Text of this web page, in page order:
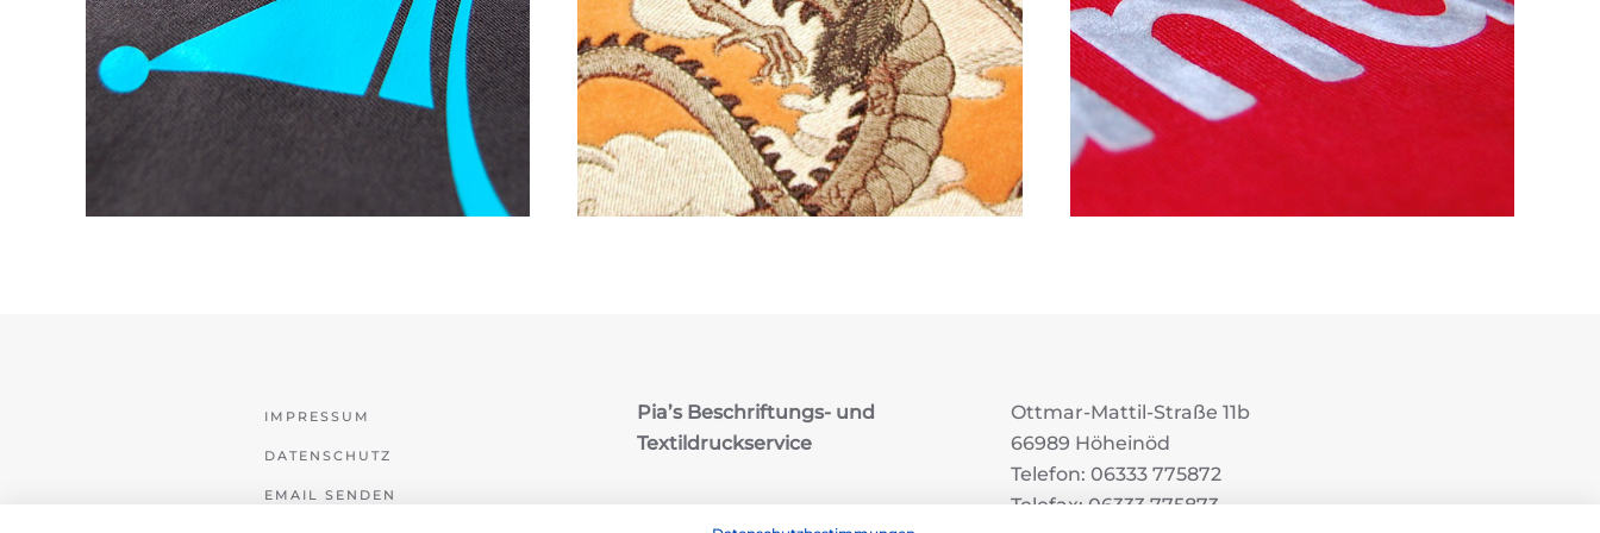
IMPRESSUM
DATENSCHUTZ
EMAIL SENDEN
Pia’s Beschriftungs- und
Textildruckservice
Ottmar-Mattil-Straße 11b
66989 Höheinöd
Telefon: 06333 775872
Telefax: 06333 775873